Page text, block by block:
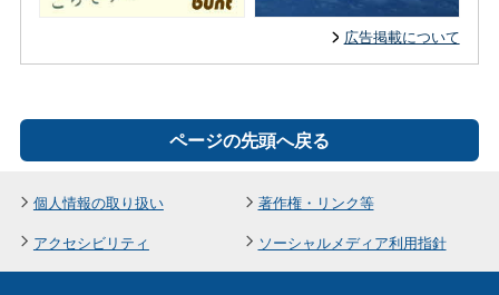
広告掲載について
ページの先頭へ戻る
個人情報の取り扱い
著作権・リンク等
アクセシビリティ
ソーシャルメディア利用指針